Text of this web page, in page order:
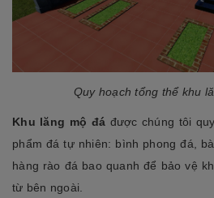
Quy hoạch tổng thể khu
Khu lăng mộ đá được chúng tôi
phẩm đá tự nhiên: bình phong đá,
hàng rào đá bao quanh để bảo vệ
từ bên ngoài.